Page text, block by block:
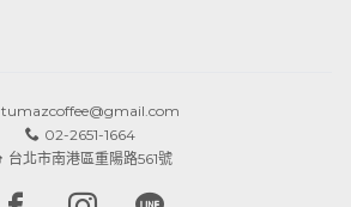
tumazcoffee@gmail.com
02-2651-1664
台北市南港區重陽路561號
Facebook page
Instagram page
Line page